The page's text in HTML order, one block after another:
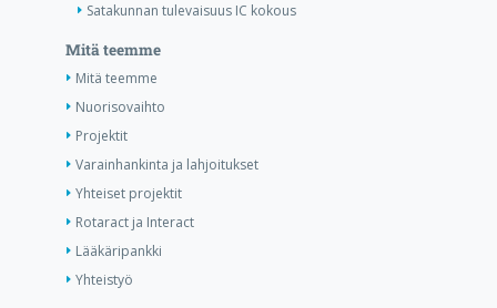
Satakunnan tulevaisuus IC kokous
Mitä teemme
Mitä teemme
Nuorisovaihto
Projektit
Varainhankinta ja lahjoitukset
Yhteiset projektit
Rotaract ja Interact
Lääkäripankki
Yhteistyö